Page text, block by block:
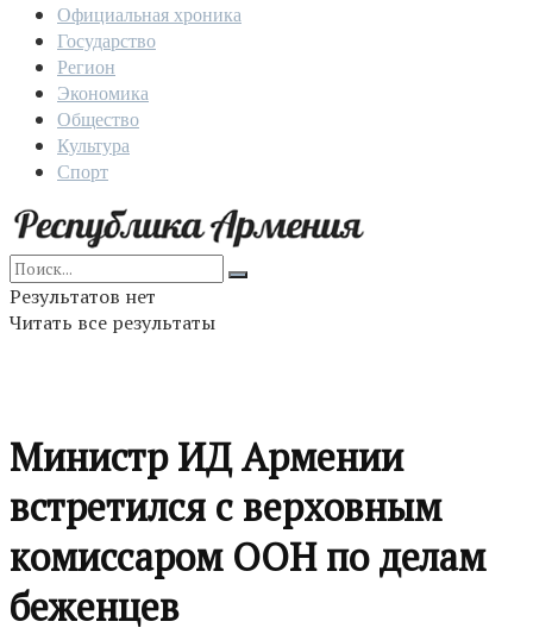
Официальная хроника
Государство
Регион
Экономика
Общество
Культура
Спорт
Результатов нет
Читать все результаты
Министр ИД Армении
встретился с верховным
комиссаром ООН по делам
беженцев